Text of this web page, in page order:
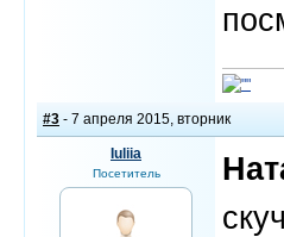
#3 - 7 апреля 2015, вторник
Iuliia
Посетитель